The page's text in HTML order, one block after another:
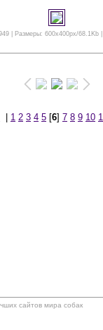
| Размеры: 600x400px/68.1Kb
1 2 3 4 5 [6] 7 8 9 10